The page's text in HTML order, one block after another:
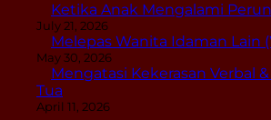
Ketika Anak Mengalami
July 21, 2026
Melepas Wanita Idaman Lain
May 30, 2026
Mengatasi Kekerasan Verbal
Tua
April 11, 2026